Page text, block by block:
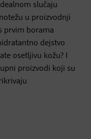
slučaju
u proizvodnji
prvim borama
dejstvo
osetljivu kožu? I
proizvodi koji su